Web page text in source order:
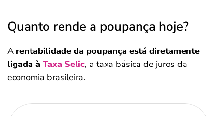
Quanto rende a poupança hoje?
A rentabilidade da poupança está diretamente
ligada à Taxa Selic, a taxa básica de juros da
economia brasileira.